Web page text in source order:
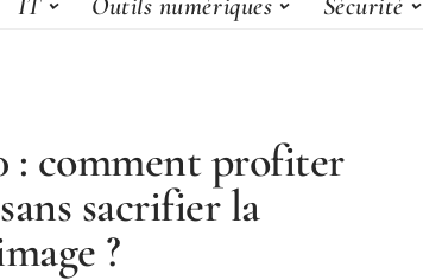
: comment profiter
sacrifier la
?